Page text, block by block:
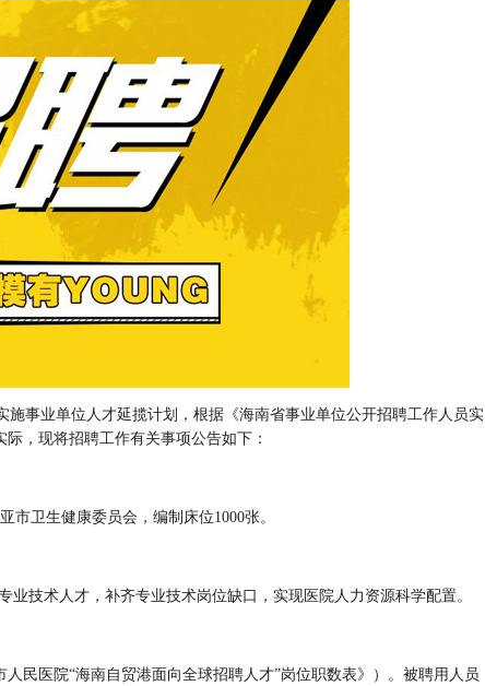
施事业单位人才延揽计划，根据《海南省事业单位公开招聘工作人员实
，现将招聘工作有关事项公告如下：
卫生健康委员会，编制床位1000张。
技术人才，补齐专业技术岗位缺口，实现医院人力资源科学配置。
民医院“海南自贸港面向全球招聘人才”岗位职数表》）。被聘用人员